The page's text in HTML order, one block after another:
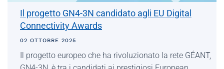
Il progetto GN4-3N candidato agli EU Digital
Connectivity Awards
02 OTTOBRE 2025
Il progetto europeo che ha rivoluzionato la rete GÉANT,